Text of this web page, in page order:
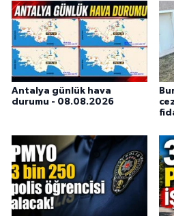
Antalya günlük hava
durumu - 08.08.2026